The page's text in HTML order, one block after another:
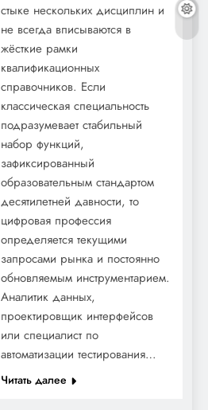
стыке нескольких дисциплин и
не всегда вписываются в
жёсткие рамки
квалификационных
справочников. Если
классическая специальность
подразумевает стабильный
набор функций,
зафиксированный
образовательным стандартом
десятилетней давности, то
цифровая профессия
определяется текущими
запросами рынка и постоянно
обновляемым инструментарием.
Аналитик данных,
проектировщик интерфейсов
или специалист по
автоматизации тестирования…
Читать далее